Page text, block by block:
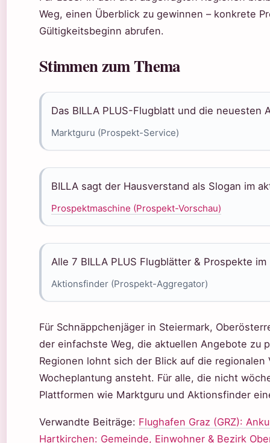
Weg, einen Überblick zu gewinnen – konkrete
Gültigkeitsbeginn abrufen.
Stimmen zum Thema
Das BILLA PLUS-Flugblatt und die
Marktguru (Prospekt-Service)
BILLA sagt der Hausverstand als Slogan im
Prospektmaschine (Prospekt-Vorschau)
Alle 7 BILLA PLUS Flugblätter & Prospekte
Aktionsfinder (Prospekt-Aggregator)
Für Schnäppchenjäger in Steiermark,
der einfachste Weg, die aktuellen Angebote zu
Regionen lohnt sich der Blick auf die
Wocheplantung ansteht. Für alle, die nicht
Plattformen wie Marktguru und Aktionsfinder
Verwandte Beiträge: Flughafen Graz (GRZ):
Hartkirchen: Gemeinde, Einwohner & Bezirk